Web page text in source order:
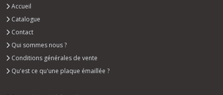
Accueil
Catalogue
Contact
Qui sommes nous ?
Conditions générales de vente
Qu'est ce qu'une plaque émaillée ?